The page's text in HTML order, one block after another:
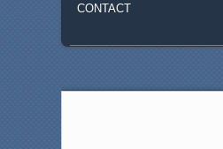
CONTACT